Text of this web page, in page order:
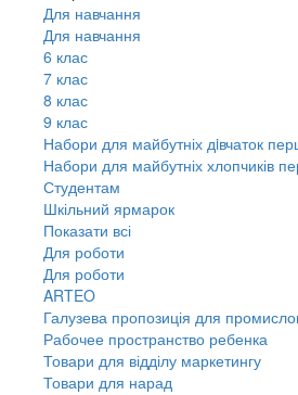
Для навчання
Для навчання
6 клас
7 клас
8 клас
9 клас
Набори для майбутніх дiвчаток
Набори для майбутніх хлопчиків
Студентам
Шкільний ярмарок
Показати всі
Для роботи
Для роботи
ARTEO
Галузева пропозиція для
Рабочее пространство ребенка
Товари для відділу маркетингу
Товари для нарад